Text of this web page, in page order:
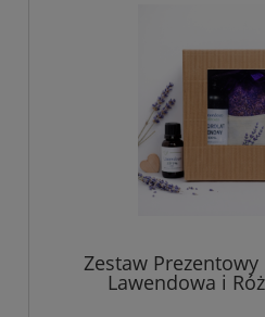
Zestaw
Lawendowa i